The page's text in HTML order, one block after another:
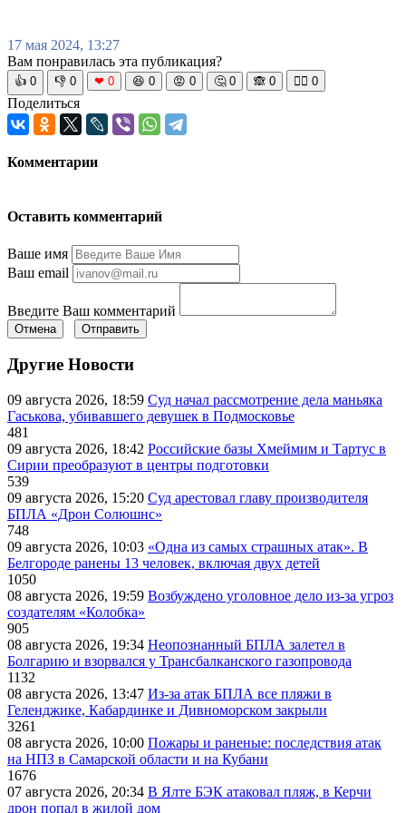
17 мая 2024, 13:27
Вам понравилась эта публикация?
👍 0 👎 0 ❤ 0 😆 0 😡 0 🤔 0 🙈 0 🧘‍♀️ 0
Поделиться
Комментарии
Оставить комментарий
Ваше имя
Ваш email
Введите Ваш комментарий
Отмена Отправить
Другие Новости
09 августа 2026, 18:59 Суд начал рассмотрение дела маньяка
Гаськова, убивавшего девушек в Подмосковье
481
09 августа 2026, 18:42 Российские базы Хмеймим и Тартус в
Сирии преобразуют в центры подготовки
539
09 августа 2026, 15:20 Суд арестовал главу производителя
БПЛА «Дрон Солюшнс»
748
09 августа 2026, 10:03 «Одна из самых страшных атак». В
Белгороде ранены 13 человек, включая двух детей
1050
08 августа 2026, 19:59 Возбуждено уголовное дело из-за угроз
создателям «Колобка»
905
08 августа 2026, 19:34 Неопознанный БПЛА залетел в
Болгарию и взорвался у Трансбалканского газопровода
1132
08 августа 2026, 13:47 Из-за атак БПЛА все пляжи в
Геленджике, Кабардинке и Дивноморском закрыли
3261
08 августа 2026, 10:00 Пожары и раненые: последствия атак
на НПЗ в Самарской области и на Кубани
1676
07 августа 2026, 20:34 В Ялте БЭК атаковал пляж, в Керчи
дрон попал в жилой дом